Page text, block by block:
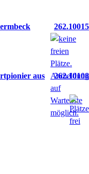
262.10015
aus
262.10108